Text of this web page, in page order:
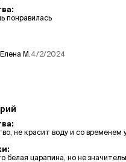
понравилась
Елена М. 4/2/2024
не красит воду и со временем
белая царапина, но не